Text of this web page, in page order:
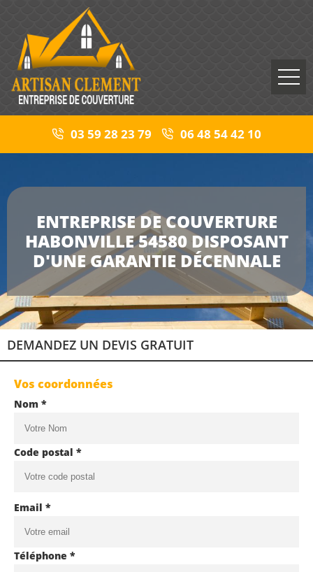
03 59 28 23 79 06 48 54 42 10
ENTREPRISE DE COUVERTURE
HABONVILLE 54580 DISPOSANT
D'UNE GARANTIE DÉCENNALE
DEMANDEZ UN DEVIS GRATUIT
Vos coordonnées
Nom *
Code postal *
Email *
Téléphone *